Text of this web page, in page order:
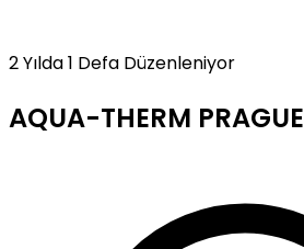
2 Yılda 1 Defa Düzenleniyor
AQUA-THERM PRAGUE